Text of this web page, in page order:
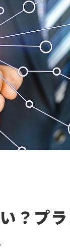
？プ